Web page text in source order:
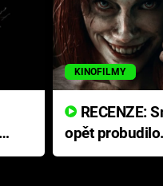
KINOFILMY
opět
přichází s